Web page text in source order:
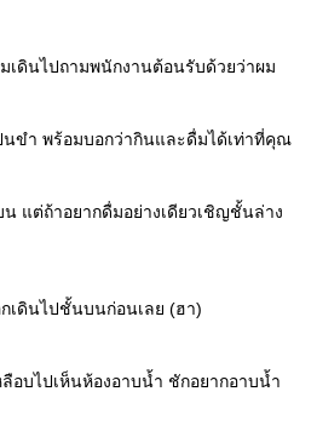
เดินไปถามพนักงานต้อนรับด้วยว่าผม
ขำ พร้อมบอกว่ากินและดื่มได้เท่าที่คุณ
แต่ถ้าอยากดื่มอย่างเดียวเชิญชั้นล่าง
เดินไปชั้นบนก่อนเลย (ฮา)
อบไปเห็นห้องอาบน้ำ ชักอยากอาบน้ำ